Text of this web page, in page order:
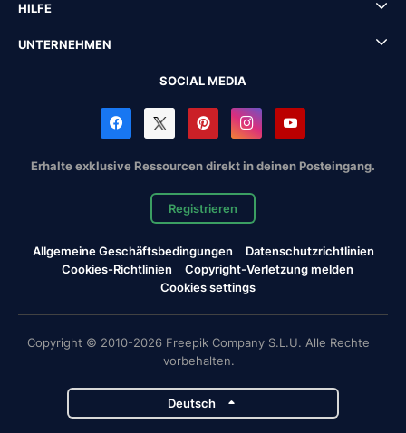
HILFE
UNTERNEHMEN
SOCIAL MEDIA
Erhalte exklusive Ressourcen direkt in deinen Posteingang.
Registrieren
Allgemeine Geschäftsbedingungen
Datenschutzrichtlinien
Cookies-Richtlinien
Copyright-Verletzung melden
Cookies settings
Copyright © 2010-2026 Freepik Company S.L.U. Alle Rechte
vorbehalten.
Deutsch